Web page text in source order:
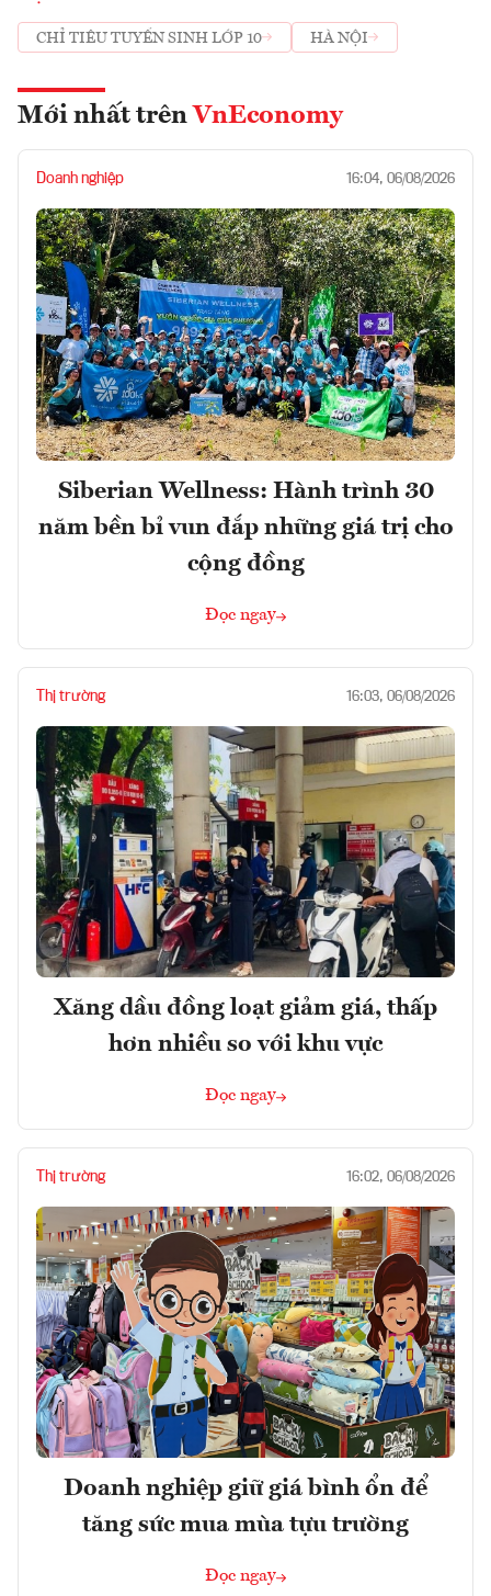
CHỈ TIÊU TUYỂN SINH LỚP 10 HÀ NỘI
Mới nhất trên VnEconomy
Doanh nghiệp 16:04, 06/08/2026
Siberian Wellness: Hành trình 30
năm bền bỉ vun đắp những giá trị cho
cộng đồng
Đọc ngay
Thị trường 16:03, 06/08/2026
Xăng dầu đồng loạt giảm giá, thấp
hơn nhiều so với khu vực
Đọc ngay
Thị trường 16:02, 06/08/2026
Doanh nghiệp giữ giá bình ổn để
tăng sức mua mùa tựu trường
Đọc ngay